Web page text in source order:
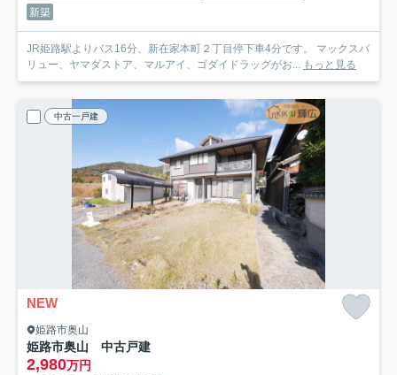
新築
JR姫路駅よりバス16分、新在家本町２丁目停下車4分です。 マックスバ
リュー、ヤマダストア、マルアイ、ゴダイドラッグがお... もっと見る
中古一戸建
NEW
姫路市奥山
姫路市奥山 中古戸建
2,980万円